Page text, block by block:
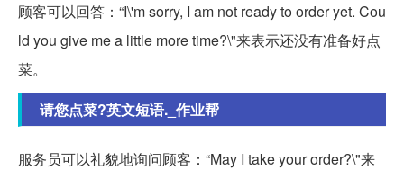
顾客可以回答：“I\'m sorry, I am not ready to order yet. Cou
ld you give me a little more time?\"来表示还没有准备好点
菜。
请您点菜?英文短语._作业帮
服务员可以礼貌地询问顾客：“May I take your order?\"来